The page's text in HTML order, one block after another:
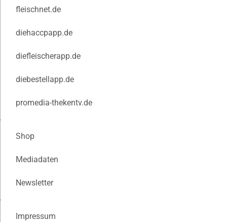
fleischnet.de
diehaccpapp.de
diefleischerapp.de
diebestellapp.de
promedia-thekentv.de
Shop
Mediadaten
Newsletter
Impressum